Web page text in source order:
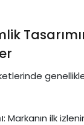
: Markanın ilk